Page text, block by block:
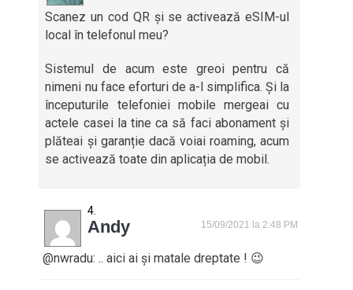
Scanez un cod QR și se activează eSIM-ul
local în telefonul meu?
Sistemul de acum este greoi pentru că
nimeni nu face eforturi de a-l simplifica. Și la
începuturile telefoniei mobile mergeai cu
actele casei la tine ca să faci abonament și
plăteai și garanție dacă voiai roaming, acum
se activează toate din aplicația de mobil.
Andy 15/09/2021 la 2:48 PM
@nwradu: .. aici ai și matale dreptate ! 😉